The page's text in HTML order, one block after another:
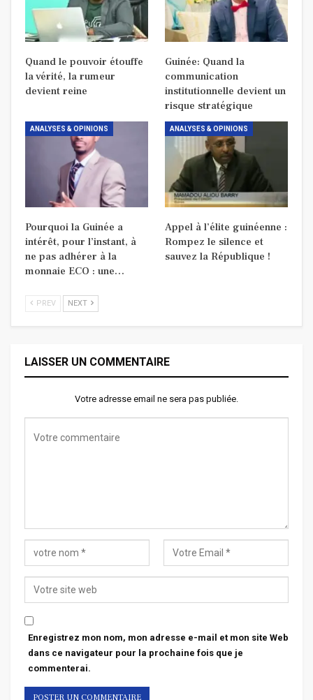
Quand le pouvoir étouffe
la vérité, la rumeur
devient reine
Guinée: Quand la
communication
institutionnelle devient un
risque stratégique
ANALYSES & OPINIONS
Pourquoi la Guinée a
intérêt, pour l’instant, à
ne pas adhérer à la
monnaie ECO : une…
ANALYSES & OPINIONS
Appel à l’élite guinéenne :
Rompez le silence et
sauvez la République !
PREV NEXT
LAISSER UN COMMENTAIRE
Votre adresse email ne sera pas publiée.
Enregistrez mon nom, mon adresse e-mail et mon site Web
dans ce navigateur pour la prochaine fois que je
commenterai.